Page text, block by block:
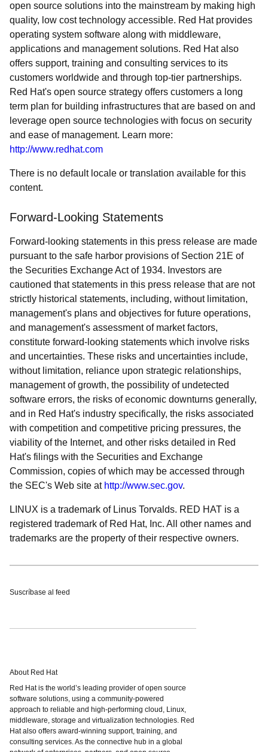
open source solutions into the mainstream by making high
quality, low cost technology accessible. Red Hat provides
operating system software along with middleware,
applications and management solutions. Red Hat also
offers support, training and consulting services to its
customers worldwide and through top-tier partnerships.
Red Hat's open source strategy offers customers a long
term plan for building infrastructures that are based on and
leverage open source technologies with focus on security
and ease of management. Learn more:
http://www.redhat.com
There is no default locale or translation available for this
content.
Forward-Looking Statements
Forward-looking statements in this press release are made
pursuant to the safe harbor provisions of Section 21E of
the Securities Exchange Act of 1934. Investors are
cautioned that statements in this press release that are not
strictly historical statements, including, without limitation,
management's plans and objectives for future operations,
and management's assessment of market factors,
constitute forward-looking statements which involve risks
and uncertainties. These risks and uncertainties include,
without limitation, reliance upon strategic relationships,
management of growth, the possibility of undetected
software errors, the risks of economic downturns generally,
and in Red Hat's industry specifically, the risks associated
with competition and competitive pricing pressures, the
viability of the Internet, and other risks detailed in Red
Hat's filings with the Securities and Exchange
Commission, copies of which may be accessed through
the SEC's Web site at http://www.sec.gov.
LINUX is a trademark of Linus Torvalds. RED HAT is a
registered trademark of Red Hat, Inc. All other names and
trademarks are the property of their respective owners.
Suscríbase al feed
About Red Hat
Red Hat is the world’s leading provider of open source
software solutions, using a community-powered
approach to reliable and high-performing cloud, Linux,
middleware, storage and virtualization technologies. Red
Hat also offers award-winning support, training, and
consulting services. As the connective hub in a global